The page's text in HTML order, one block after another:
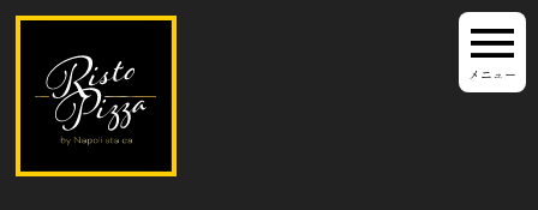
menu
メニュー